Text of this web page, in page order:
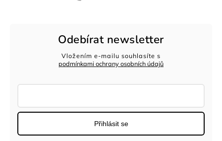
Odebírat newsletter
Vložením e-mailu souhlasíte s
podmínkami ochrany osobních údajů
Přihlásit se